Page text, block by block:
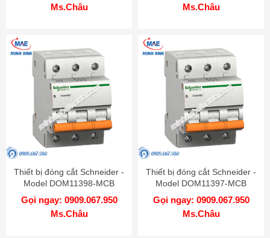
Ms.Châu
Ms.Châu
Thiết bị đóng cắt Schneider -
Model DOM11398-MCB
Gọi ngay: 0909.067.950
Ms.Châu
Thiết bị đóng cắt Schneider -
Model DOM11397-MCB
Gọi ngay: 0909.067.950
Ms.Châu